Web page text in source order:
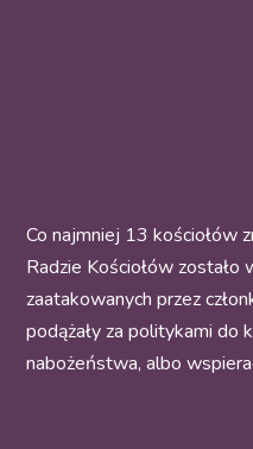
Co najmniej 13 kościołów
Radzie Kościołów zostało
zaatakowanych przez
podążały za politykami do
nabożeństwa, albo